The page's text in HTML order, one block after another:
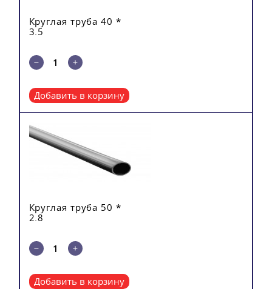
Круглая труба 40 *
3.5
Добавить в корзину
Круглая труба 50 *
2.8
Добавить в корзину